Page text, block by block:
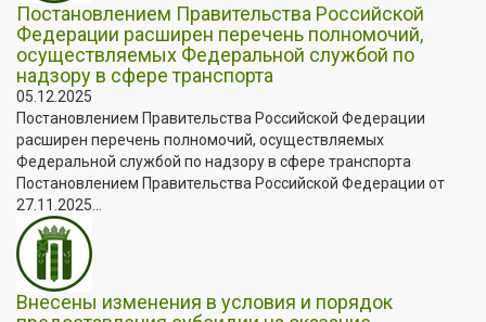
Постановлением Правительства Российской
Федерации расширен перечень полномочий,
осуществляемых Федеральной службой по
надзору в сфере транспорта
05.12.2025
Постановлением Правительства Российской Федерации
расширен перечень полномочий, осуществляемых
Федеральной службой по надзору в сфере транспорта
Постановлением Правительства Российской Федерации от
27.11.2025...
Внесены изменения в условия и порядок